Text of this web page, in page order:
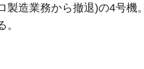
製造業務から撤退)の4号機